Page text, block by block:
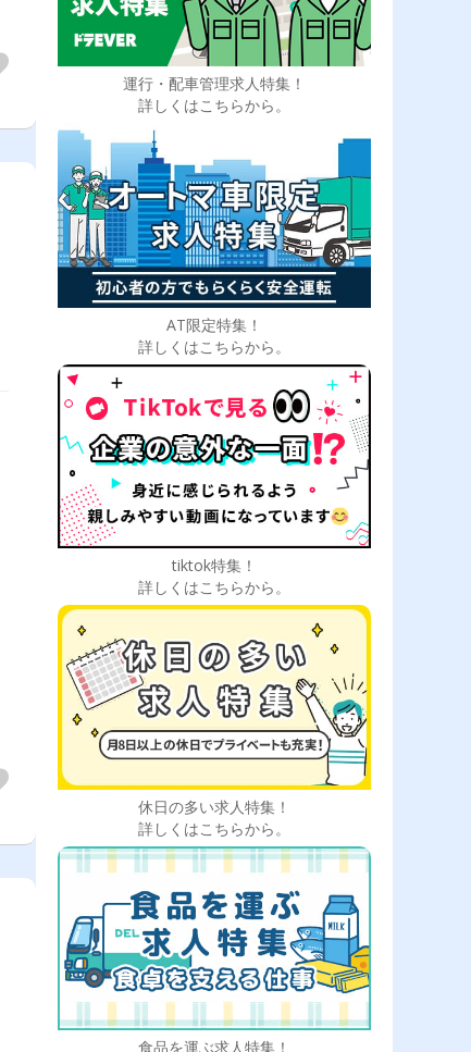
運行・配車管理求人特集！
詳しくはこちらから。
AT限定特集！
詳しくはこちらから。
tiktok特集！
詳しくはこちらから。
休日の多い求人特集！
詳しくはこちらから。
食品を運ぶ求人特集！